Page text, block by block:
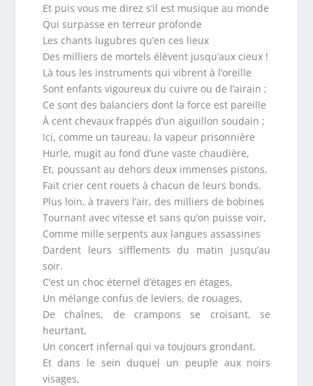
Et puis vous me direz s’il est musique au monde
Qui surpasse en terreur profonde
Les chants lugubres qu’en ces lieux
Des milliers de mortels élèvent jusqu’aux cieux !
Là tous les instruments qui vibrent à l’oreille
Sont enfants vigoureux du cuivre ou de l’airain ;
Ce sont des balanciers dont la force est pareille
À cent chevaux frappés d’un aiguillon soudain ;
Ici, comme un taureau, la vapeur prisonnière
Hurle, mugit au fond d’une vaste chaudière,
Et, poussant au dehors deux immenses pistons,
Fait crier cent rouets à chacun de leurs bonds.
Plus loin, à travers l’air, des milliers de bobines
Tournant avec vitesse et sans qu’on puisse voir,
Comme mille serpents aux langues assassines
Dardent leurs sifflements du matin jusqu’au
soir.
C’est un choc éternel d’étages en étages,
Un mélange confus de leviers, de rouages,
De chaînes, de crampons se croisant, se
heurtant,
Un concert infernal qui va toujours grondant,
Et dans le sein duquel un peuple aux noirs
visages,